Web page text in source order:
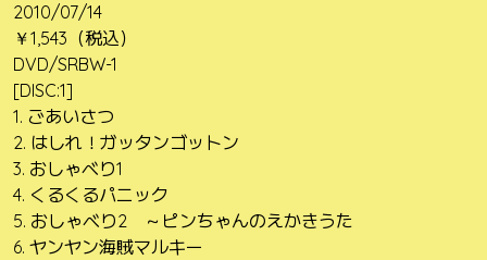
2010/07/14
￥1,543（税込）
DVD/SRBW-1
[DISC:1]
1. ごあいさつ
2. はしれ！ガッタンゴットン
3. おしゃべり1
4. くるくるパニック
5. おしゃべり2 ～ピンちゃんのえかきうた
6. ヤンヤン海賊マルキー